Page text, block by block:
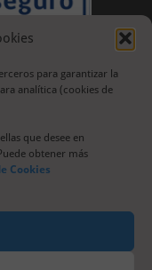
para garantizar la
analítica (cookies de
que desee en
obtener más
Cookies